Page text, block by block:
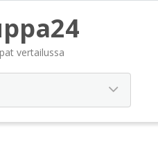
vertailussa